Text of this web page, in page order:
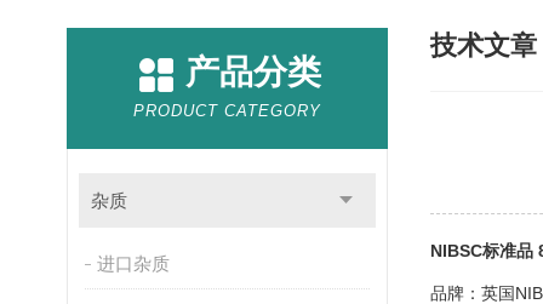
产品分类
PRODUCT CATEGORY
杂质
进口杂质
技术文章
NIBSC标准品
品牌：英国